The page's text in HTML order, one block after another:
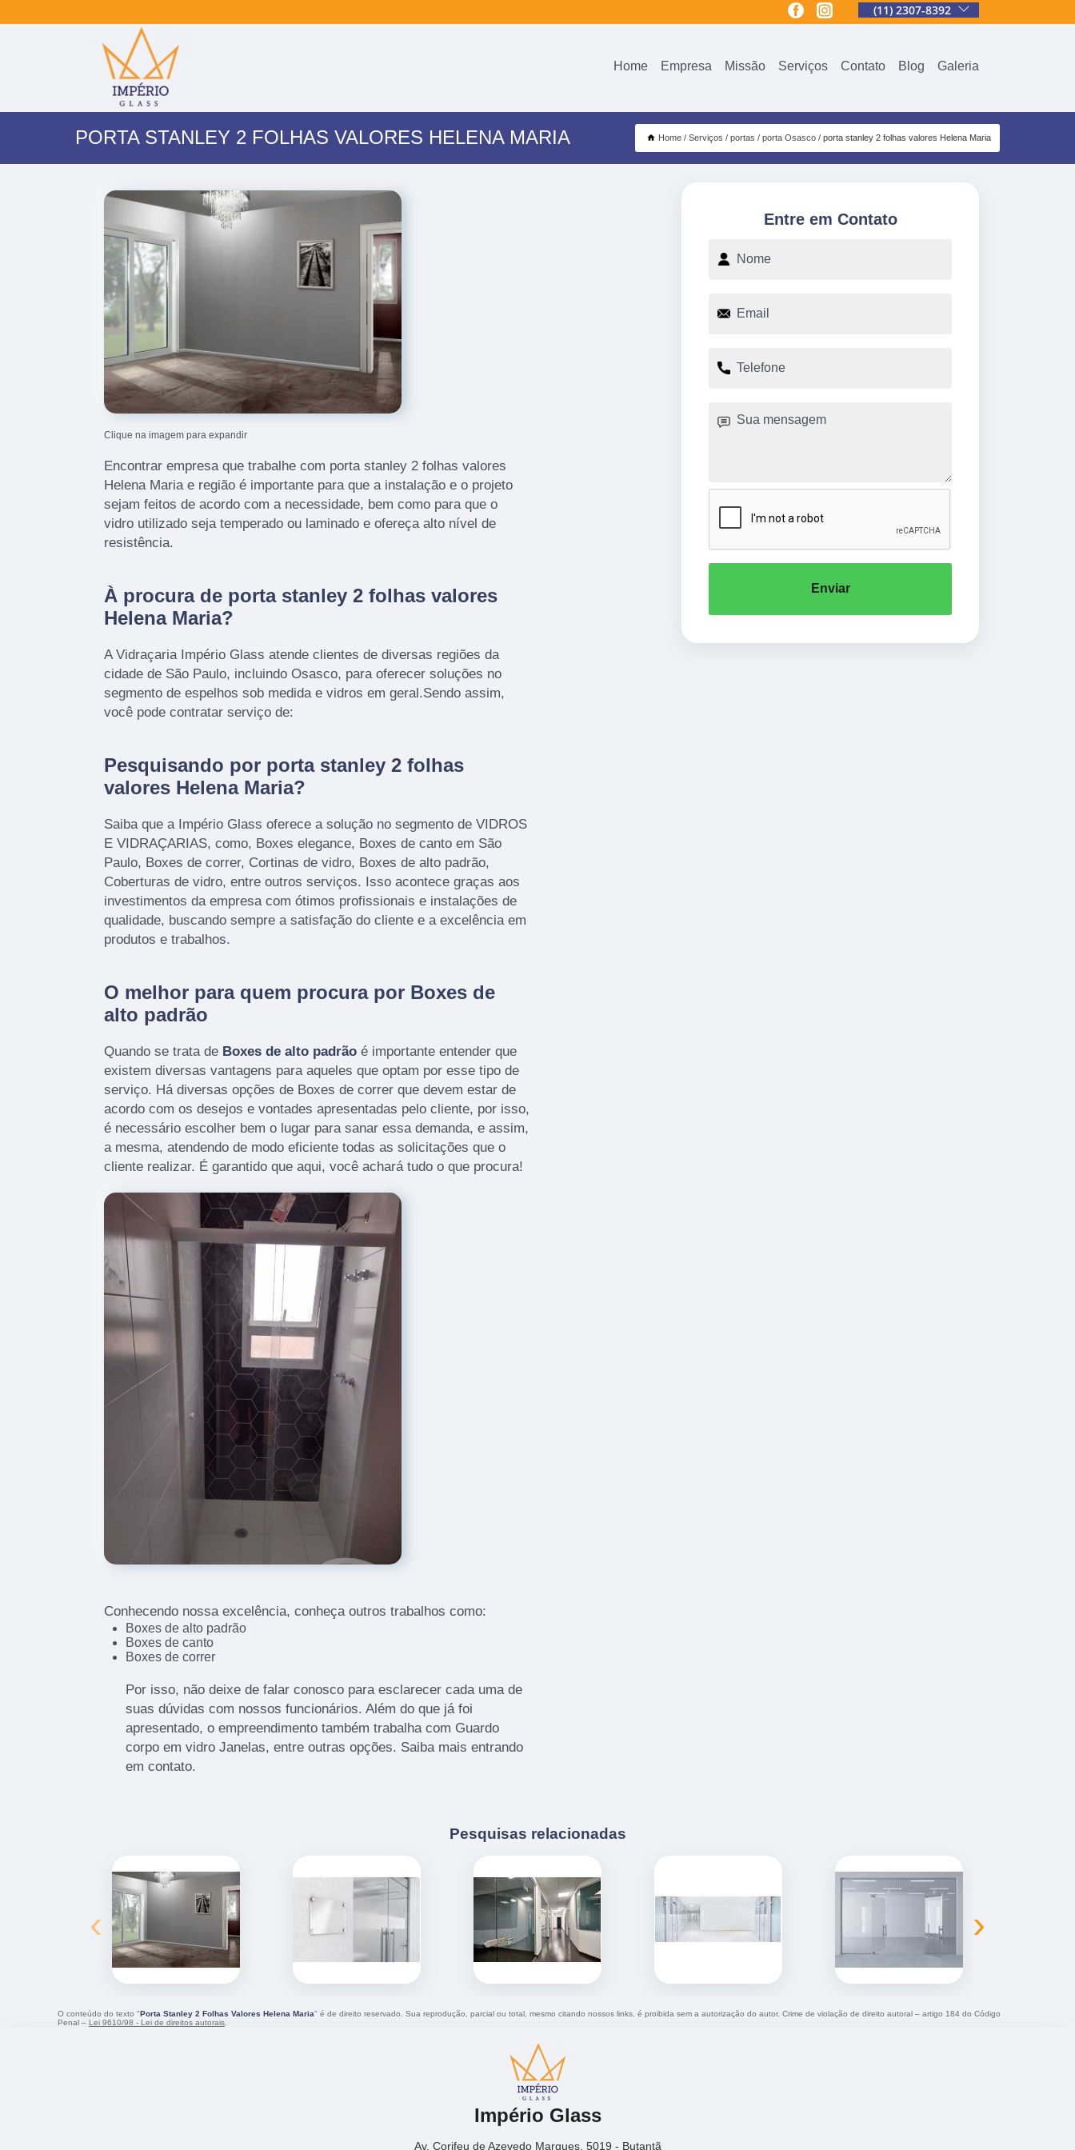
(11) 2307-8392
Home Empresa Missão Serviços Contato Blog Galeria
PORTA STANLEY 2 FOLHAS VALORES HELENA MARIA Home Serviços portas porta Osasco porta stanley 2 folhas valores Helena Maria
Clique na imagem para expandir
Encontrar empresa que trabalhe com porta stanley 2 folhas valores
Helena Maria e região é importante para que a instalação e o projeto
sejam feitos de acordo com a necessidade, bem como para que o
vidro utilizado seja temperado ou laminado e ofereça alto nível de
resistência.
À procura de porta stanley 2 folhas valores
Helena Maria?
A Vidraçaria Império Glass atende clientes de diversas regiões da
cidade de São Paulo, incluindo Osasco, para oferecer soluções no
segmento de espelhos sob medida e vidros em geral.Sendo assim,
você pode contratar serviço de:
Pesquisando por porta stanley 2 folhas
valores Helena Maria?
Saiba que a Império Glass oferece a solução no segmento de VIDROS
E VIDRAÇARIAS, como, Boxes elegance, Boxes de canto em São
Paulo, Boxes de correr, Cortinas de vidro, Boxes de alto padrão,
Coberturas de vidro, entre outros serviços. Isso acontece graças aos
investimentos da empresa com ótimos profissionais e instalações de
qualidade, buscando sempre a satisfação do cliente e a excelência em
produtos e trabalhos.
O melhor para quem procura por Boxes de
alto padrão
Quando se trata de Boxes de alto padrão é importante entender que
existem diversas vantagens para aqueles que optam por esse tipo de
serviço. Há diversas opções de Boxes de correr que devem estar de
acordo com os desejos e vontades apresentadas pelo cliente, por isso,
é necessário escolher bem o lugar para sanar essa demanda, e assim,
a mesma, atendendo de modo eficiente todas as solicitações que o
cliente realizar. É garantido que aqui, você achará tudo o que procura!
Conhecendo nossa excelência, conheça outros trabalhos como:
Boxes de alto padrão
Boxes de canto
Boxes de correr
Por isso, não deixe de falar conosco para esclarecer cada uma de
suas dúvidas com nossos funcionários. Além do que já foi
apresentado, o empreendimento também trabalha com Guardo
corpo em vidro Janelas, entre outras opções. Saiba mais entrando
em contato.
Entre em Contato
Enviar
Pesquisas relacionadas
‹ ›
O conteúdo do texto " Porta Stanley 2 Folhas Valores Helena Maria" é de direito reservado. Sua reprodução, parcial ou total, mesmo citando nossos links, é proibida sem a autorização do autor. Crime de violação de direito autoral – artigo 184 do Código
Penal – Lei 9610/98 - Lei de direitos autorais.
Império Glass
Av. Corifeu de Azevedo Marques, 5019 - Butantã